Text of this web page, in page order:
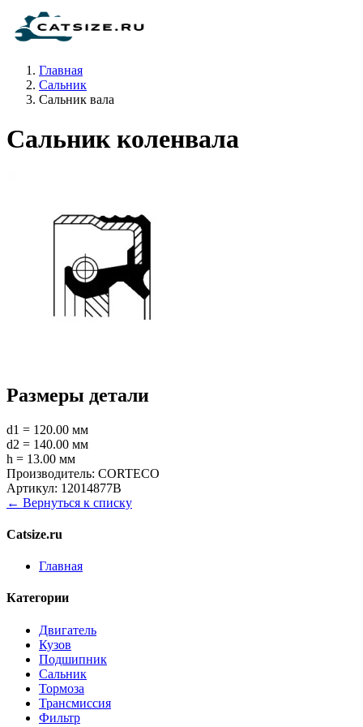
Главная
Сальник
Сальник вала
Сальник коленвала
Размеры детали
d1 = 120.00 мм
d2 = 140.00 мм
h = 13.00 мм
Производитель: CORTECO
Артикул: 12014877B
← Вернуться к списку
Catsize.ru
Главная
Категории
Двигатель
Кузов
Подшипник
Сальник
Тормоза
Трансмиссия
Фильтр